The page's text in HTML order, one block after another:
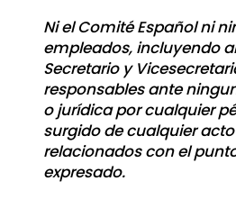
Ni el Comité Español ni
empleados, incluyendo
Secretario y
responsables ante
o jurídica por cualquier
surgido de cualquier
relacionados con el
expresado.